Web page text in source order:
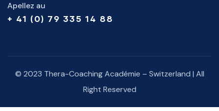
Apellez au
+ 41 (0) 79 335 14 88
© 2023 Thera-Coaching Académie – Switzerland | All
Right Reserved